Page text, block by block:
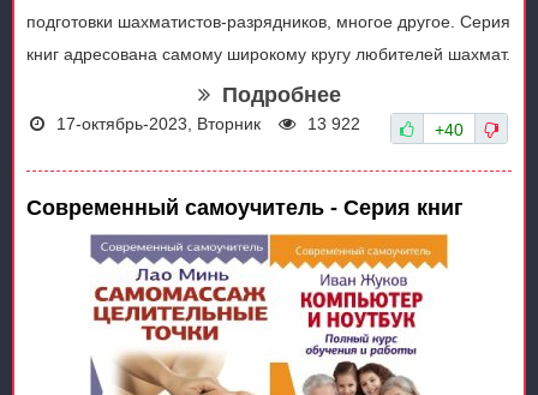
подготовки шахматистов-разрядников, многое другое. Серия
книг адресована самому широкому кругу любителей шахмат.
Подробнее
17-октябрь-2023, Вторник 13 922 +40
Современный самоучитель - Серия книг